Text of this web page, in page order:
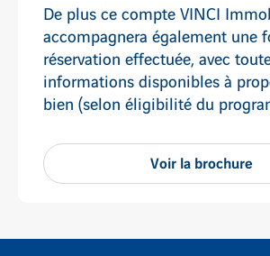
De plus ce compte VINCI
accompagnera également une
réservation effectuée, avec
informations disponibles à
bien (selon éligibilité du
Voir la brochure